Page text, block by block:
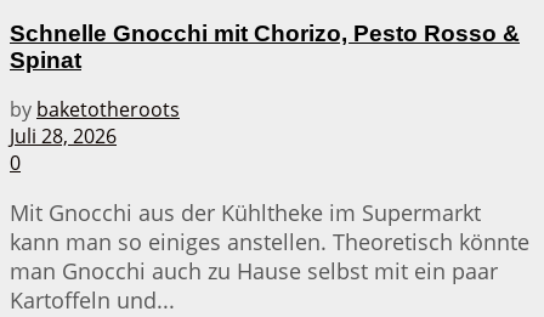
Schnelle Gnocchi mit Chorizo, Pesto Rosso &
Spinat
by baketotheroots
Juli 28, 2026
0
Mit Gnocchi aus der Kühltheke im Supermarkt
kann man so einiges anstellen. Theoretisch könnte
man Gnocchi auch zu Hause selbst mit ein paar
Kartoffeln und...